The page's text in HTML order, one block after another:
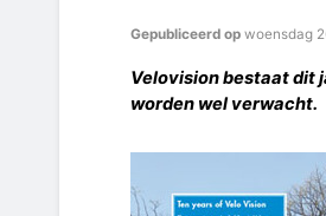
Gepubliceerd op woensdag
Velovision bestaat dit
worden wel verwacht.